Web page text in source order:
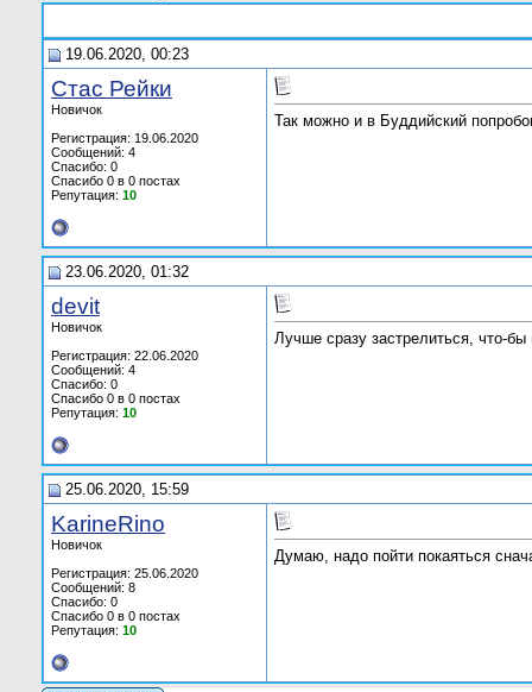
19.06.2020, 00:23
Стас Рейки
Новичок
Регистрация: 19.06.2020
Сообщений: 4
Спасибо: 0
Спасибо 0 в 0 постах
Репутация: 10
Так можно и в Буддийский
23.06.2020, 01:32
devit
Новичок
Регистрация: 22.06.2020
Сообщений: 4
Спасибо: 0
Спасибо 0 в 0 постах
Репутация: 10
Лучше сразу застрелиться, что-бы
25.06.2020, 15:59
KarineRino
Новичок
Регистрация: 25.06.2020
Сообщений: 8
Спасибо: 0
Спасибо 0 в 0 постах
Репутация: 10
Думаю, надо пойти покаяться